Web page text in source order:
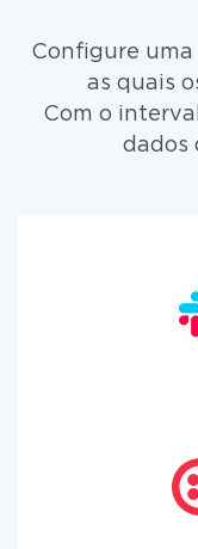
Configure uma
as quais
Com o
dados